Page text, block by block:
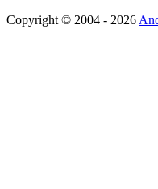
Copyright © 2004 - 2026